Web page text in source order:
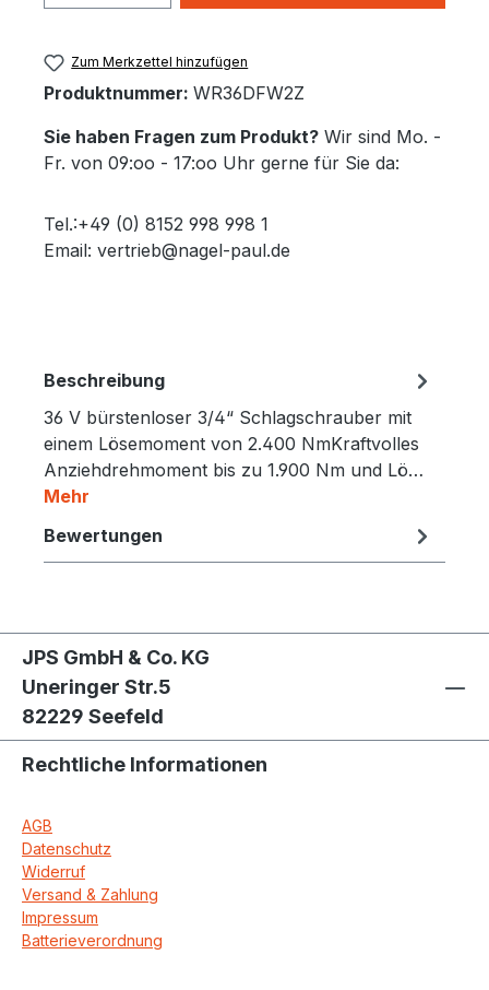
Zum Merkzettel hinzufügen
Produktnummer: WR36DFW2Z
Sie haben Fragen zum Produkt? Wir sind Mo. -
Fr. von 09:oo - 17:oo Uhr gerne für Sie da:
Tel.:+49 (0) 8152 998 998 1
Email: vertrieb@nagel-paul.de
Beschreibung
36 V bürstenloser 3/4“ Schlagschrauber mit
einem Lösemoment von 2.400 NmKraftvolles
Anziehdrehmoment bis zu 1.900 Nm und Lö…
Mehr
Bewertungen
JPS GmbH & Co. KG
Uneringer Str.5
82229 Seefeld
Rechtliche Informationen
AGB
Datenschutz
Widerruf
Versand & Zahlung
Impressum
Batterieverordnung